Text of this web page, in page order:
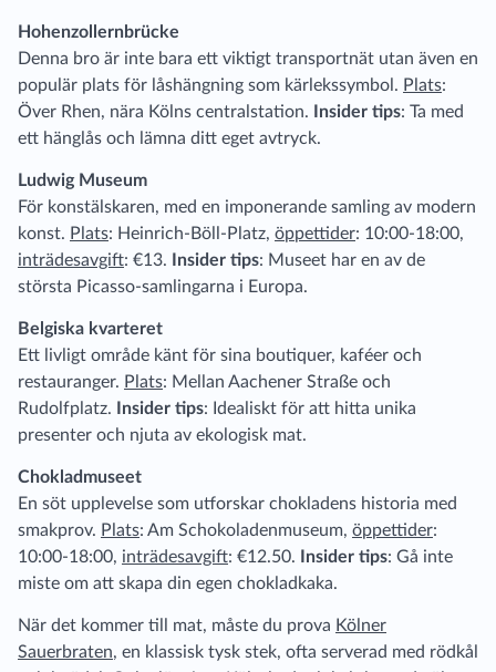
Hohenzollernbrücke
Denna bro är inte bara ett viktigt transportnät utan även en
populär plats för låshängning som kärlekssymbol. Plats:
Över Rhen, nära Kölns centralstation.
Insider tips: Ta med
ett hänglås och lämna ditt eget avtryck.
Ludwig Museum
För konstälskaren, med en imponerande samling av modern
konst. Plats: Heinrich-Böll-Platz, öppettider: 10:00-18:00,
inträdesavgift: €13. Insider tips: Museet har en av de
största Picasso-samlingarna i Europa.
Belgiska kvarteret
Ett livligt område känt för sina boutiquer, kaféer och
restauranger. Plats: Mellan Aachener Straße och
Rudolfplatz.
Insider tips: Idealiskt för att hitta unika
presenter och njuta av ekologisk mat.
Chokladmuseet
En söt upplevelse som utforskar chokladens historia med
smakprov. Plats: Am Schokoladenmuseum, öppettider:
10:00-18:00, inträdesavgift: €12.50. Insider tips: Gå inte
miste om att skapa din egen chokladkaka.
När det kommer till mat, måste du prova Kölner
Sauerbraten, en klassisk tysk stek, ofta serverad med rödkål